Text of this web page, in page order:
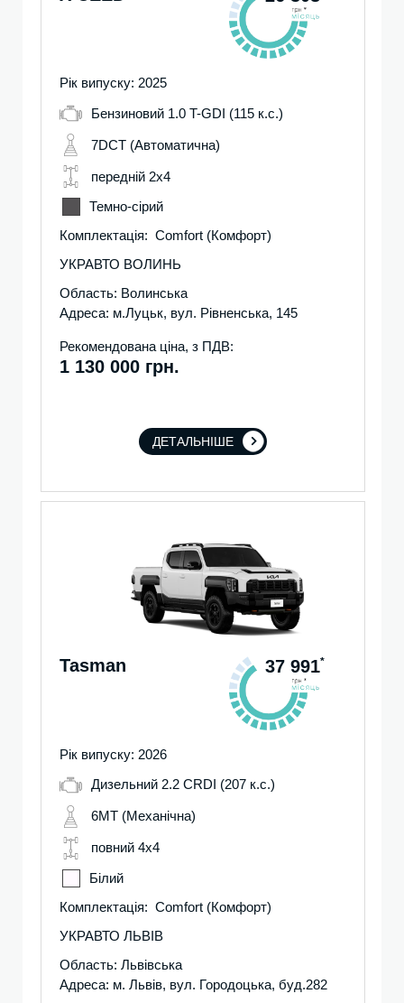
Рік випуску: 2025
Бензиновий 1.0 T-GDI (115 к.с.)
7DCT (Автоматична)
передній 2х4
Темно-сірий
Комплектація: Comfort (Комфорт)
УКРАВТО ВОЛИНЬ
Область: Волинська
Адреса: м.Луцьк, вул. Рівненська, 145
Рекомендована ціна, з ПДВ:
1 130 000 грн.
ДЕТАЛЬНІШЕ
Tasman 37 991*
Рік випуску: 2026
Дизельний 2.2 CRDI (207 к.с.)
6MT (Механічна)
повний 4х4
Білий
Комплектація: Comfort (Комфорт)
УКРАВТО ЛЬВІВ
Область: Львівська
Адреса: м. Львів, вул. Городоцька, буд.282